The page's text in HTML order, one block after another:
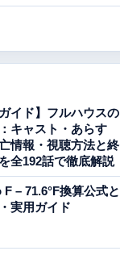
ガイド】フルハウスの
キャスト・あらす
情報・視聴方法と終
全192話で徹底解説
F – 71.6°F換算公式と
実用ガイド